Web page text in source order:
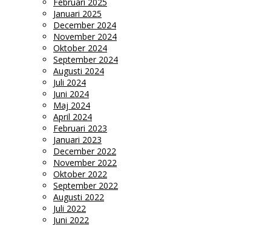
Januari 2025
December 2024
November 2024
Oktober 2024
September 2024
Augusti 2024
Juli 2024
Juni 2024
Maj 2024
April 2024
Februari 2023
Januari 2023
December 2022
November 2022
Oktober 2022
September 2022
Augusti 2022
Juli 2022
Juni 2022